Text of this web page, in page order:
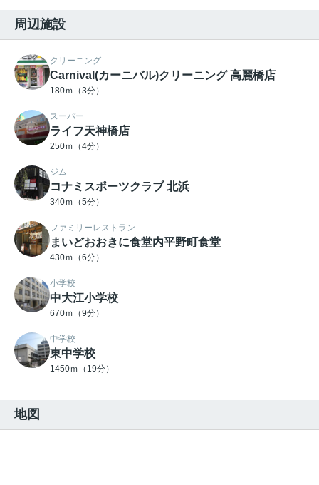
周辺施設
クリーニング
Carnival(カーニバル)クリーニング 高麗橋店
180ｍ（3分）
スーパー
ライフ天神橋店
250ｍ（4分）
ジム
コナミスポーツクラブ 北浜
340ｍ（5分）
ファミリーレストラン
まいどおおきに食堂内平野町食堂
430ｍ（6分）
小学校
中大江小学校
670ｍ（9分）
中学校
東中学校
1450ｍ（19分）
地図